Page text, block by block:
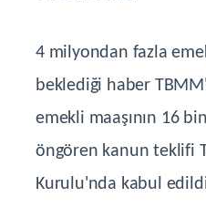
4 milyondan fazla
beklediği haber
emekli maaşının 16
öngören kanun teklifi
Kurulu'nda kabul